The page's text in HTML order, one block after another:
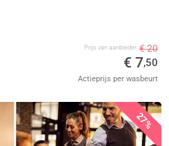
Prijs van aanbieder € 20
€ 7,50
Actieprijs per wasbeurt
27%